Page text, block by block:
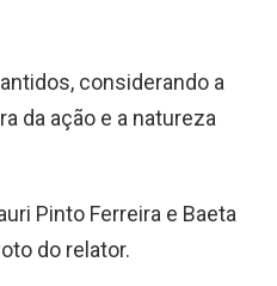
considerando a
da ação e a natureza
Pinto Ferreira e Baeta
do relator.